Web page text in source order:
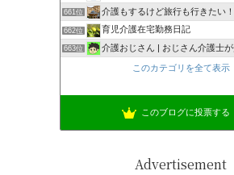
661位 介護もするけど旅行も行きたい！
662位 育児介護在宅勤務日記
663位 介護おじさん | おじさん介護士が介
このカテゴリを全て表示
このブログに投票する
Advertisement